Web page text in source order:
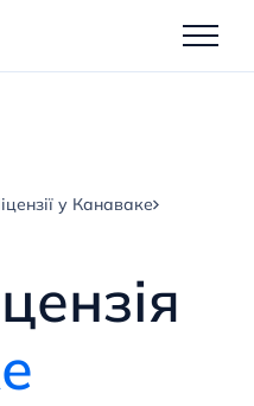
у Канаваке